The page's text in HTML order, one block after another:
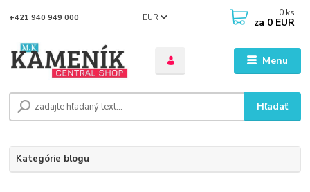
Menu
EUR
Hľadať
+421 940 949 000 0 ks
za 0 EUR
Kategórie blogu